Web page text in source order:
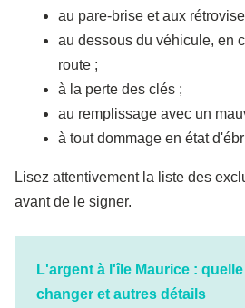
au pare-brise et aux
au dessous du véhicule, en
route ;
à la perte des clés ;
au remplissage avec un
à tout dommage en état
Lisez attentivement la liste des
avant de le signer.
L'argent à l'île Maurice :
changer et autres détails